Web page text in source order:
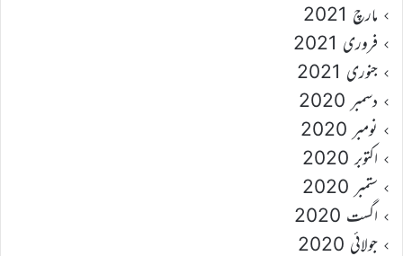
مارچ 2021
فروری 2021
جنوری 2021
دسمبر 2020
نومبر 2020
اکتوبر 2020
ستمبر 2020
اگست 2020
جولائی 2020